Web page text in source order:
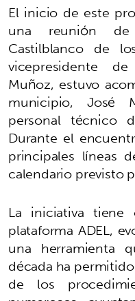
El inicio de este
una reunión
Castilblanco de
vicepresidente
Muñoz, estuvo
municipio, José
personal técnico
Durante el
principales líneas
calendario previsto
La iniciativa
plataforma ADEL,
una herramienta
década ha
de los